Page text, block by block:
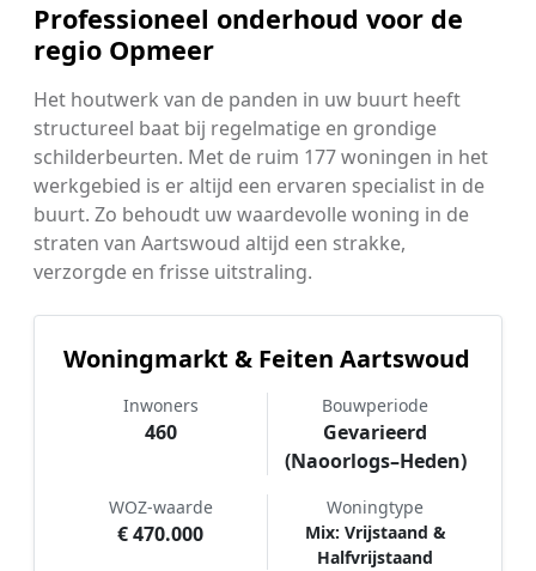
Professioneel onderhoud voor de
regio Opmeer
Het houtwerk van de panden in uw buurt heeft
structureel baat bij regelmatige en grondige
schilderbeurten. Met de ruim 177 woningen in het
werkgebied is er altijd een ervaren specialist in de
buurt. Zo behoudt uw waardevolle woning in de
straten van Aartswoud altijd een strakke,
verzorgde en frisse uitstraling.
Woningmarkt & Feiten Aartswoud
Inwoners
460
Bouwperiode
Gevarieerd
(Naoorlogs–Heden)
WOZ-waarde
€ 470.000
Woningtype
Mix: Vrijstaand &
Halfvrijstaand